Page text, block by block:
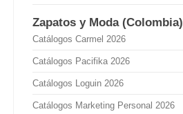
Zapatos y Moda (Colombia)
Catálogos Carmel 2026
Catálogos Pacifika 2026
Catálogos Loguin 2026
Catálogos Marketing Personal 2026